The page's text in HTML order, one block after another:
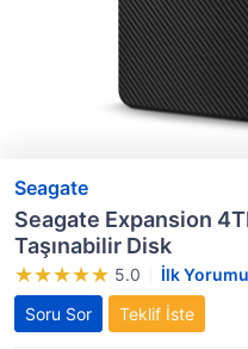
Seagate
Seagate Expansion
Taşınabilir Disk
5.0
İlk
Soru Sor
Teklif İste